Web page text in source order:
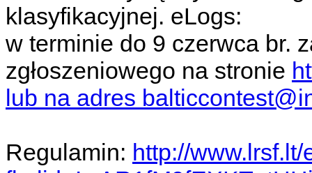
klasyfikacyjnej. eLogs:
w terminie do 9 czerwca br.
zgłoszeniowego na stronie
lub na adres
Regulamin: http://